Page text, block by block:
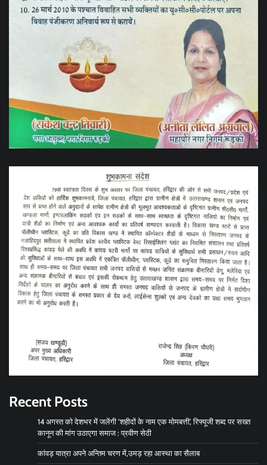
Recent Posts
14 अगस्त को देशभर में जलेंगी ‘शहीदों के नाम एक मोमबत्ती’, रिफ्यूजी शब्द पर सख्त
कानून की मांग उठाएगा समाज : प्रवीण सेठी
कांवड़ यात्रा अपने अन्तिम चरण में,उमड़ रहा आस्था का सैलाब